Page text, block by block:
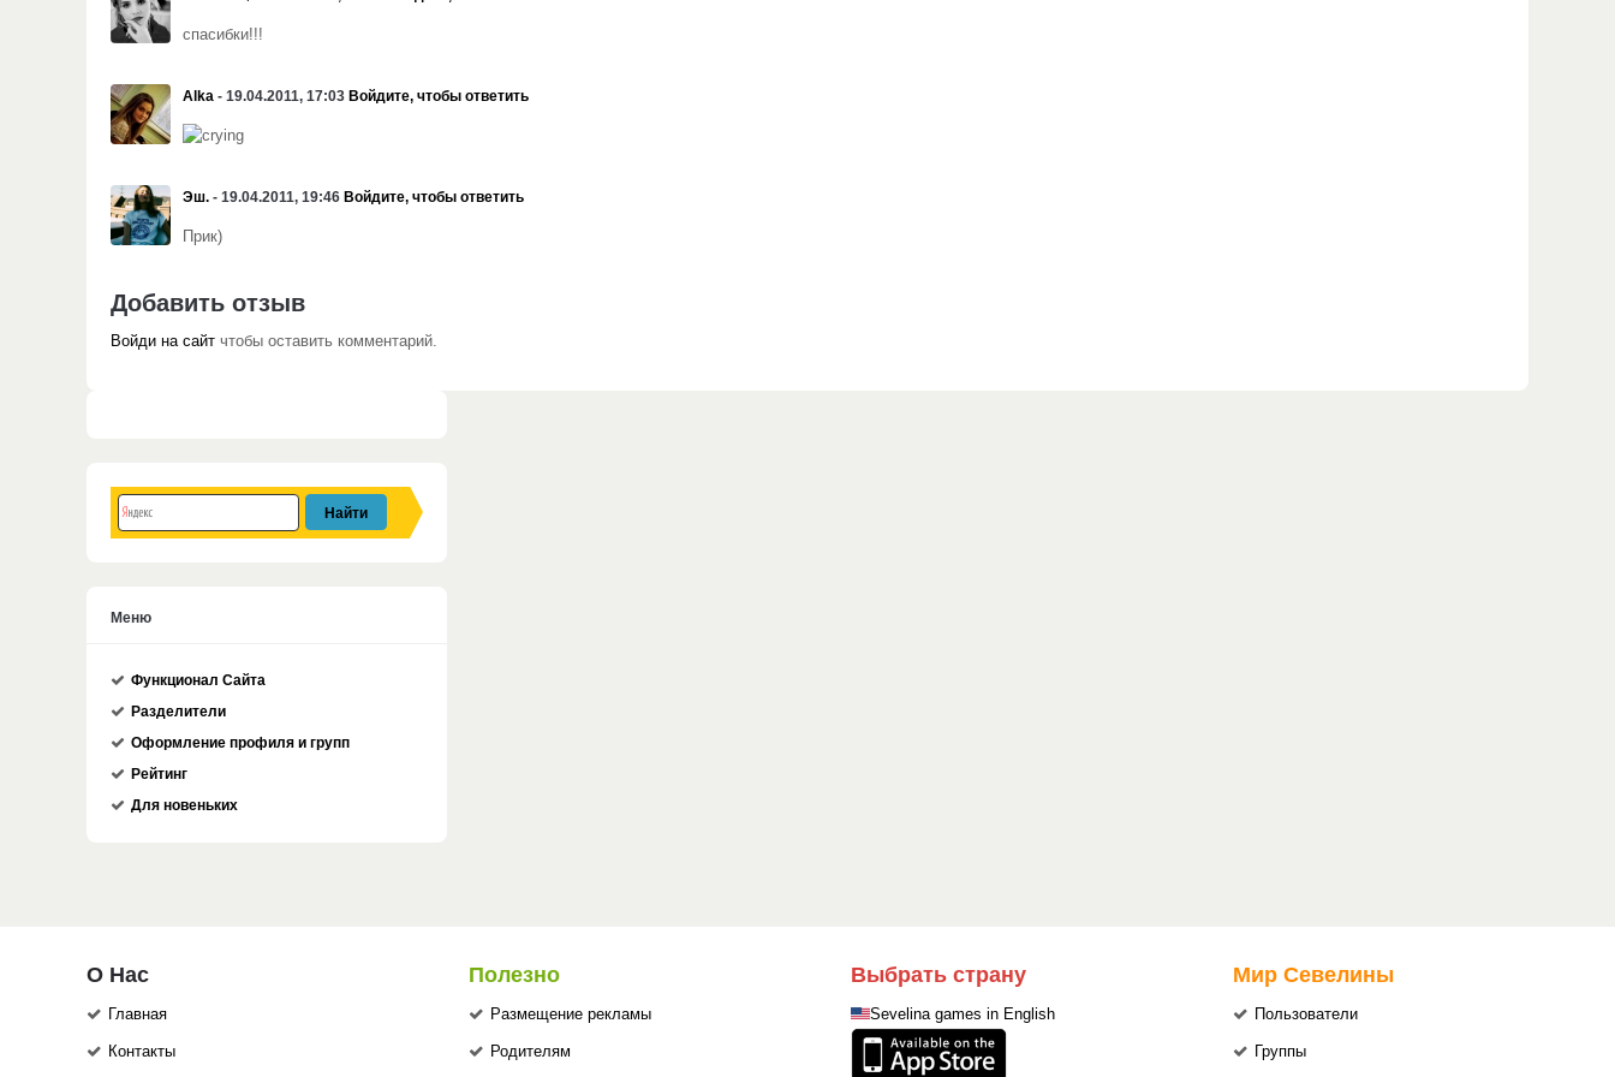
спасибки!!!
Alka - 19.04.2011, 17:03 Войдите, чтобы ответить
Эш. - 19.04.2011, 19:46 Войдите, чтобы ответить
Прик)
Добавить отзыв
Войди на сайт чтобы оставить комментарий.
Меню
Функционал Сайта
Разделители
Оформление профиля и групп
Рейтинг
Для новеньких
О Нас
Главная
Контакты
Полезно
Размещение рекламы
Родителям
Выбрать страну
Sevelina games in English
Мир Севелины
Пользователи
Группы